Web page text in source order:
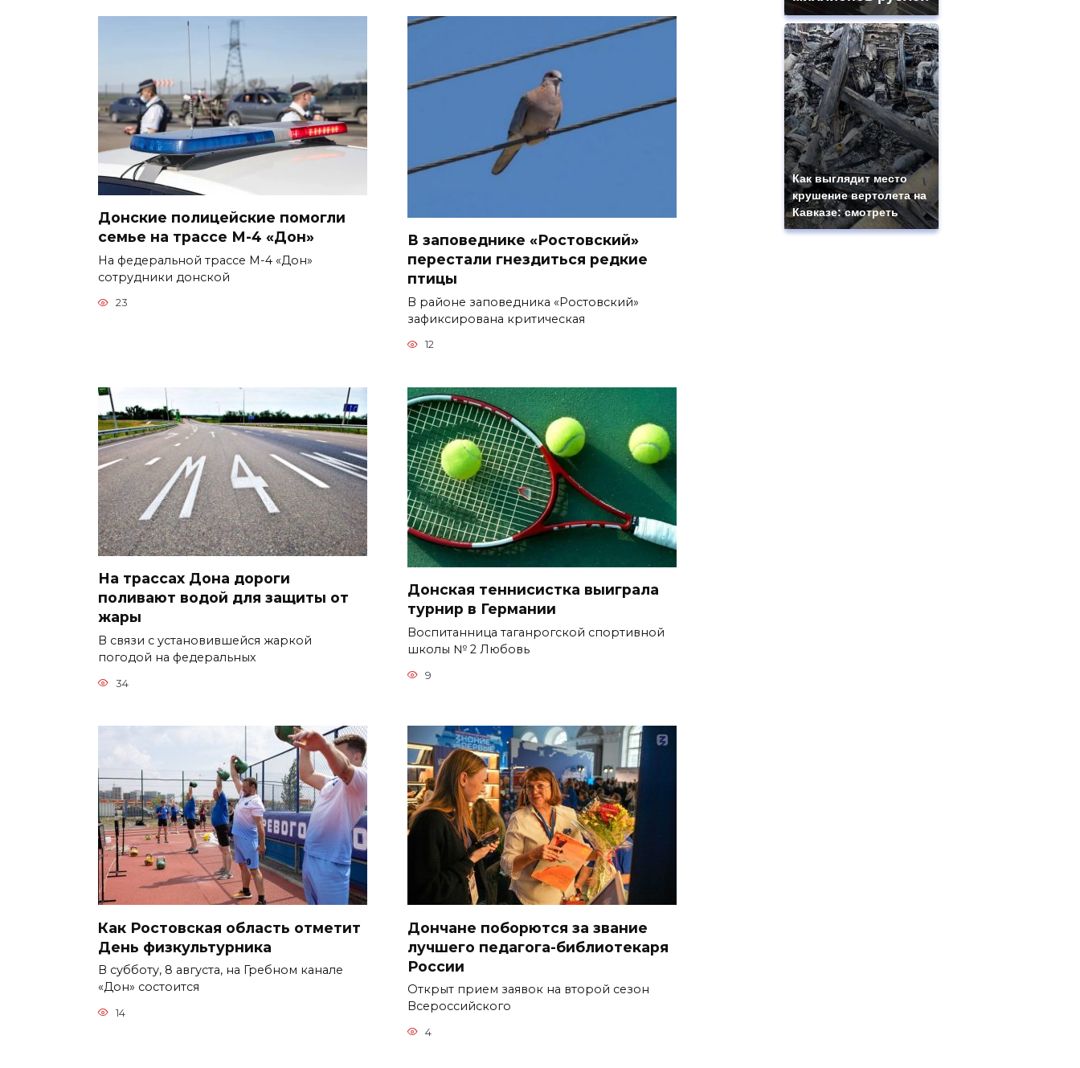
Донские полицейские помогли
семье на трассе М-4 «Дон»
На федеральной трассе М-4 «Дон»
сотрудники донской
23
В заповеднике «Ростовский»
перестали гнездиться редкие
птицы
В районе заповедника «Ростовский»
зафиксирована критическая
12
На трассах Дона дороги
поливают водой для защиты от
жары
В связи с установившейся жаркой
погодой на федеральных
34
Донская теннисистка выиграла
турнир в Германии
Воспитанница таганрогской спортивной
школы № 2 Любовь
9
Как Ростовская область отметит
День физкультурника
В субботу, 8 августа, на Гребном канале
«Дон» состоится
14
Дончане поборются за звание
лучшего педагога-библиотекаря
России
Открыт прием заявок на второй сезон
Всероссийского
4
Как выглядит место
крушение вертолета на
Кавказе: смотреть